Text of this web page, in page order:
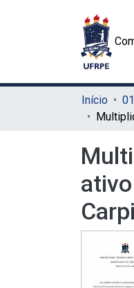
Início